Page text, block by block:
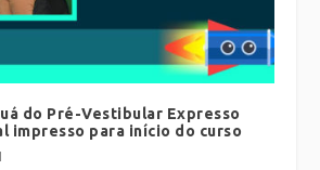
do Pré-Vestibular Expresso
impresso para início do curso